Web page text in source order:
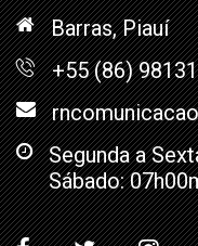
Barras, Piauí
+55 (86)
Segunda a
Sábado: